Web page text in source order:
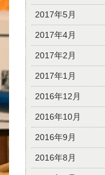
2017年5月
2017年4月
2017年2月
2017年1月
2016年12月
2016年10月
2016年9月
2016年8月